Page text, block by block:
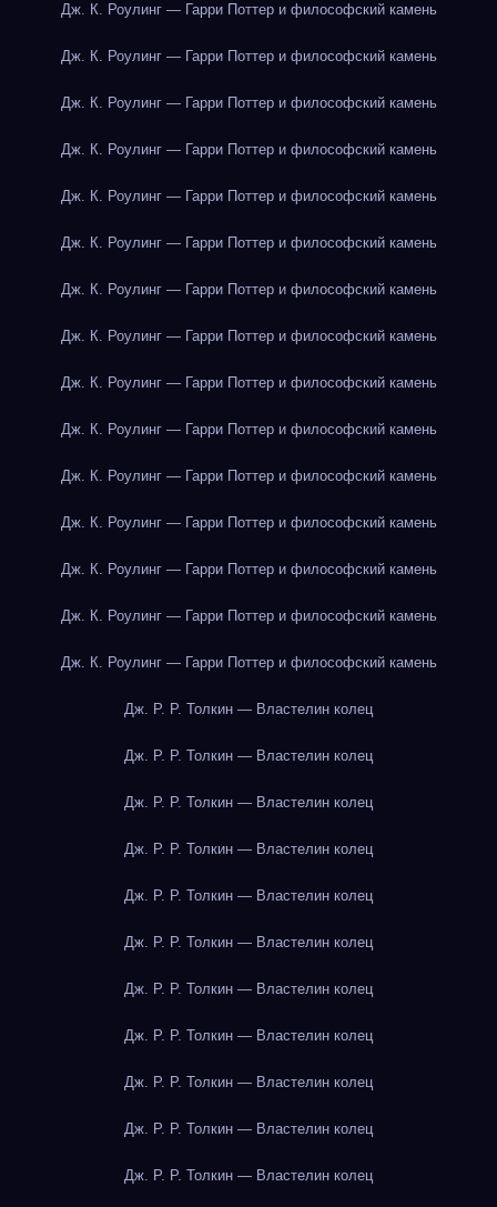
Дж. К. Роулинг — Гарри Поттер и философский камень
Дж. К. Роулинг — Гарри Поттер и философский камень
Дж. К. Роулинг — Гарри Поттер и философский камень
Дж. К. Роулинг — Гарри Поттер и философский камень
Дж. К. Роулинг — Гарри Поттер и философский камень
Дж. К. Роулинг — Гарри Поттер и философский камень
Дж. К. Роулинг — Гарри Поттер и философский камень
Дж. К. Роулинг — Гарри Поттер и философский камень
Дж. К. Роулинг — Гарри Поттер и философский камень
Дж. К. Роулинг — Гарри Поттер и философский камень
Дж. К. Роулинг — Гарри Поттер и философский камень
Дж. К. Роулинг — Гарри Поттер и философский камень
Дж. К. Роулинг — Гарри Поттер и философский камень
Дж. К. Роулинг — Гарри Поттер и философский камень
Дж. К. Роулинг — Гарри Поттер и философский камень
Дж. Р. Р. Толкин — Властелин колец
Дж. Р. Р. Толкин — Властелин колец
Дж. Р. Р. Толкин — Властелин колец
Дж. Р. Р. Толкин — Властелин колец
Дж. Р. Р. Толкин — Властелин колец
Дж. Р. Р. Толкин — Властелин колец
Дж. Р. Р. Толкин — Властелин колец
Дж. Р. Р. Толкин — Властелин колец
Дж. Р. Р. Толкин — Властелин колец
Дж. Р. Р. Толкин — Властелин колец
Дж. Р. Р. Толкин — Властелин колец